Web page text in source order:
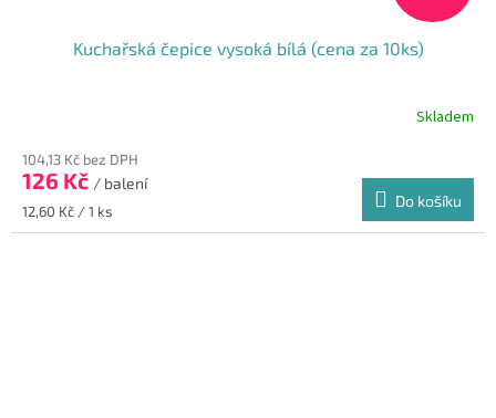
Kuchařská čepice vysoká bílá (cena za 10ks)
Skladem
104,13 Kč bez DPH
126 Kč / balení
Měrná
cena:
12,60 Kč / 1 ks
Do košíku